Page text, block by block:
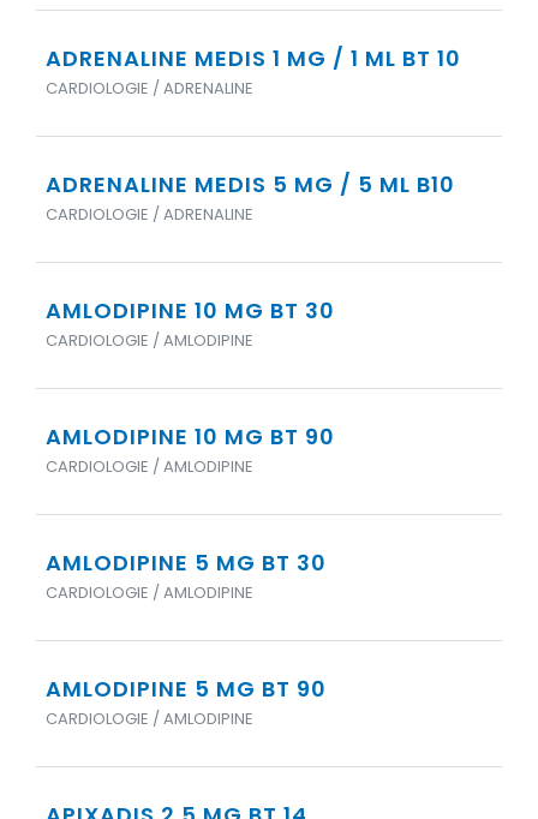
ADRENALINE MEDIS 1 MG / 1 ML BT 10
CARDIOLOGIE / ADRENALINE
ADRENALINE MEDIS 5 MG / 5 ML B10
CARDIOLOGIE / ADRENALINE
AMLODIPINE 10 MG BT 30
CARDIOLOGIE / AMLODIPINE
AMLODIPINE 10 MG BT 90
CARDIOLOGIE / AMLODIPINE
AMLODIPINE 5 MG BT 30
CARDIOLOGIE / AMLODIPINE
AMLODIPINE 5 MG BT 90
CARDIOLOGIE / AMLODIPINE